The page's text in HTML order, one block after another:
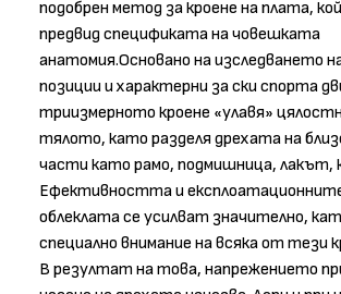
подобрен метод за кроене на плата,
предвид спецификата на човешката
анатомия.Основано на изследването
позиции и характерни за ски спорта
триизмерното кроене «улавя»
тялото, като разделя дрехата на
части като рамо, подмишница, лакът,
Ефективността и
облеклата се усилват значително,
специално внимание на всяка от тези
В резултат на това, напрежението